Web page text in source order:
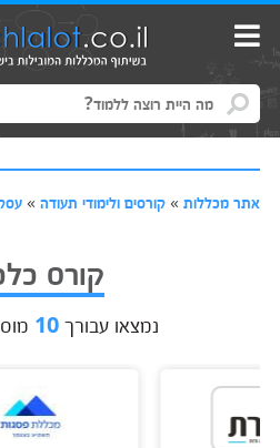
אתר מכללות» קורסים ולימודי תעודה»
קורס
נמצאו עבורך10